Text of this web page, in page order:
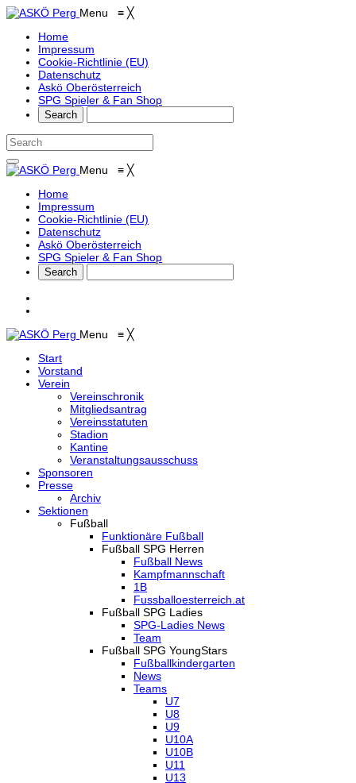
Menu ≡ ╳
Home
Impressum
Cookie-Richtlinie (EU)
Datenschutz
Askö Oberösterreich
SPG Spieler & Fan Shop
Menu ≡ ╳
Home
Impressum
Cookie-Richtlinie (EU)
Datenschutz
Askö Oberösterreich
SPG Spieler & Fan Shop
Menu ≡ ╳
Start
Vorstand
Verein
Vereinschronik
Mitgliedsantrag
Vereinsstatuten
Stadion
Kantine
Veranstaltungsausschuss
Sponsoren
Presse
Archiv
Sektionen
Fußball
Funktionäre Fußball
Fußball SPG Herren
Fußball News
Kampfmannschaft
1B
Fussballoesterreich.at
Fußball SPG Ladies
SPG-Ladies News
Team
Fußball SPG YoungStars
Fußballkindergarten
News
Teams
U7
U8
U9
U10A
U10B
U11
U13